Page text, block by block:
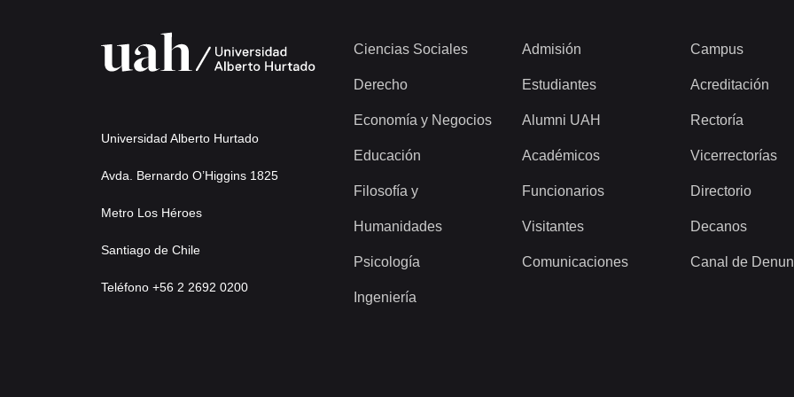
Universidad Alberto Hurtado
Avda. Bernardo O’Higgins 1825
Metro Los Héroes
Santiago de Chile
Teléfono +56 2 2692 0200
Ciencias Sociales
Derecho
Economía y Negocios
Educación
Filosofía y
Humanidades
Psicología
Ingeniería
Admisión
Estudiantes
Alumni UAH
Académicos
Funcionarios
Visitantes
Comunicaciones
Campus
Acreditación
Rectoría
Vicerrectorías
Directorio
Decanos
Canal de